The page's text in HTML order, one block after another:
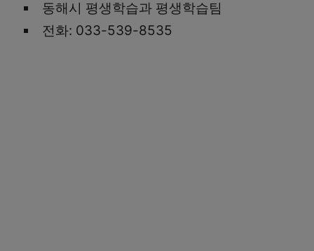
동해시 평생학습과 평생학습팀
전화: 033-539-8535